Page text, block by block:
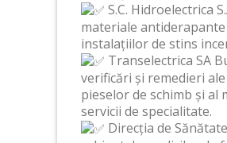
S.C. Hidroelectrica
materiale
instalațiilor de stins
Transelectrica SA
verificări și remedieri
pieselor de schimb și
servicii de specialitate.
Direcția de